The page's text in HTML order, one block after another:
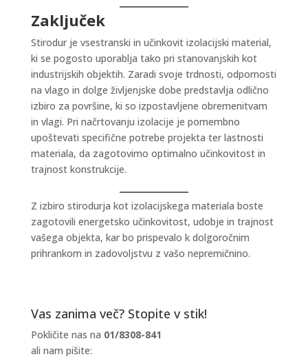
Zaključek
Stirodur je vsestranski in učinkovit izolacijski material,
ki se pogosto uporablja tako pri stanovanjskih kot
industrijskih objektih. Zaradi svoje trdnosti, odpornosti
na vlago in dolge življenjske dobe predstavlja odlično
izbiro za površine, ki so izpostavljene obremenitvam
in vlagi. Pri načrtovanju izolacije je pomembno
upoštevati specifične potrebe projekta ter lastnosti
materiala, da zagotovimo optimalno učinkovitost in
trajnost konstrukcije.
Z izbiro stirodurja kot izolacijskega materiala boste
zagotovili energetsko učinkovitost, udobje in trajnost
vašega objekta, kar bo prispevalo k dolgoročnim
prihrankom in zadovoljstvu z vašo nepremičnino.
Vas zanima več? Stopite v stik!
Pokličite nas na 01/8308-841
ali nam pišite: